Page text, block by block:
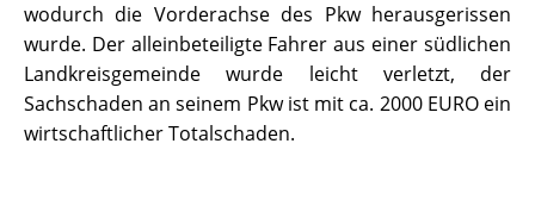
wodurch die Vorderachse des Pkw herausgerissen
wurde. Der alleinbeteiligte Fahrer aus einer südlichen
Landkreisgemeinde wurde leicht verletzt, der
Sachschaden an seinem Pkw ist mit ca. 2000 EURO ein
wirtschaftlicher Totalschaden.